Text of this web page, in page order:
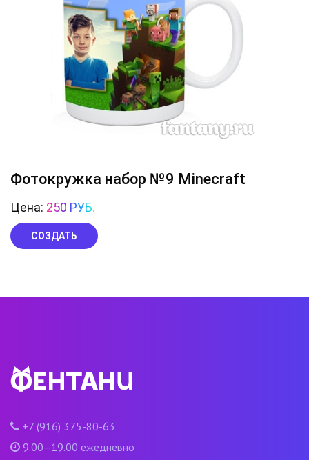
Фотокружка набор №9 Minecraft
Цена: 250 РУБ.
СОЗДАТЬ
+7 (916) 375-80-63
9.00–19.00 ежедневно